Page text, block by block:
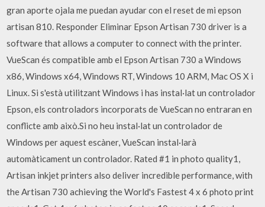
gran aporte ojala me puedan ayudar con el reset de mi epson
artisan 810. Responder Eliminar Epson Artisan 730 driver is a
software that allows a computer to connect with the printer.
VueScan és compatible amb el Epson Artisan 730 a Windows
x86, Windows x64, Windows RT, Windows 10 ARM, Mac OS X i
Linux. Si s'està utilitzant Windows i has instal·lat un controlador
Epson, els controladors incorporats de VueScan no entraran en
conflicte amb això.Si no heu instal·lat un controlador de
Windows per aquest escàner, VueScan instal·larà
automàticament un controlador. Rated #1 in photo quality1,
Artisan inkjet printers also deliver incredible performance, with
the Artisan 730 achieving the World's Fastest 4 x 6 photo print